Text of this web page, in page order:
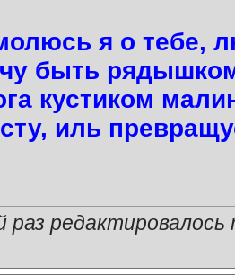
я о тебе,
быть
кустиком
иль
раз